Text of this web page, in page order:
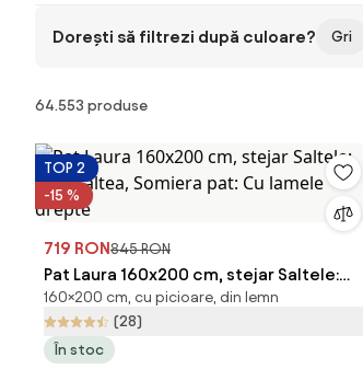
Dorești să filtrezi după culoare? Gri
Produse
64.553 produse
TOP 2
-15 %
719 RON845 RON
Pat Laura 160x200 cm, stejar Saltele:
Fara saltea, Somiera pat: Cu lamele
drepte
160×200 cm, cu picioare, din lemn
(28)
În stoc